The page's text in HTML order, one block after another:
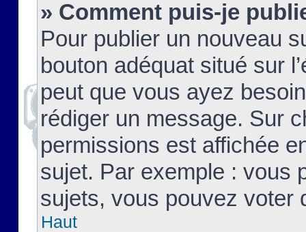
» Comment puis-je
Pour publier un nouveau
bouton adéquat situé sur
peut que vous ayez
rédiger un message. Sur
permissions est affichée
sujet. Par exemple : vous
sujets, vous pouvez voter
Haut